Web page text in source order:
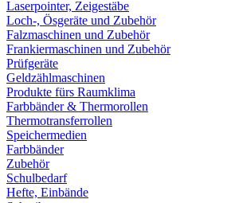
Laserpointer, Zeigestäbe
Loch-, Ösgeräte und Zubehör
Falzmaschinen und Zubehör
Frankiermaschinen und Zubehör
Prüfgeräte
Geldzählmaschinen
Produkte fürs Raumklima
Farbbänder & Thermorollen
Thermotransferrollen
Speichermedien
Farbbänder
Zubehör
Schulbedarf
Hefte, Einbände